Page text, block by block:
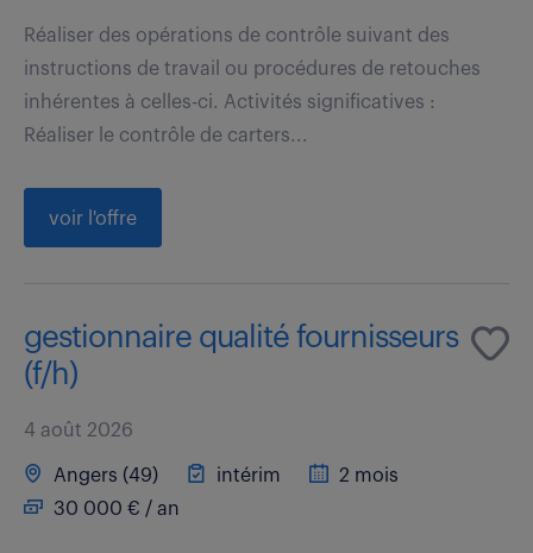
Réaliser des opérations de contrôle suivant des
instructions de travail ou procédures de retouches
inhérentes à celles-ci. Activités significatives :
Réaliser le contrôle de carters...
voir l'offre
gestionnaire qualité fournisseurs
(f/h)
4 août 2026
Angers (49) intérim
2 mois
30 000 € / an